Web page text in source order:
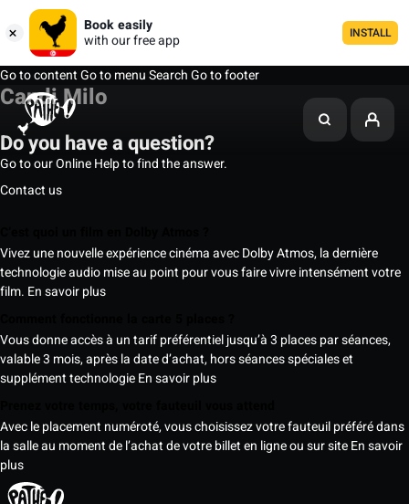
Book easily
with our free app
INSTALL
Go to contentGo to menuSearchGo to footer
Candi Milo
Do you have a question?
Go to our Online Help to find the answer.
Contact us
Vivez une nouvelle expérience cinéma avec Dolby Atmos, la dernière
technologie audio mise au point pour vous faire vivre intensément votre
film. En savoir plus
Vous donne accès à un tarif préférentiel jusqu’à 3 places par séances,
valable 3 mois, après la date d’achat, hors séances spéciales et
supplément technologieEn savoir plus
Avec le placement numéroté, vous choisissez votre fauteuil préféré dans
la salle au moment de l’achat de votre billet en ligne ou sur siteEn savoir
plus